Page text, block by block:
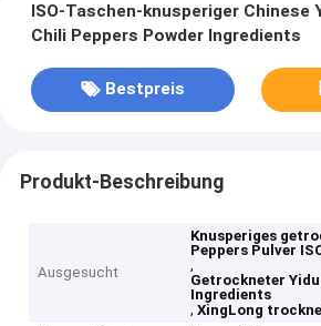
ISO-Taschen-knusperiger Chinese
Chili Peppers Powder Ingredients
Bestpreis
Produkt-Beschreibung
Ausgesucht
Knusperiges
Peppers Pulver
,
Getrockneter
Ingredients
,XingLong